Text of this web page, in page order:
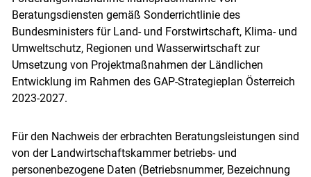
Beratungsdiensten gemäß Sonderrichtlinie des
Bundesministers für Land- und Forstwirtschaft, Klima- und
Umweltschutz, Regionen und Wasserwirtschaft zur
Umsetzung von Projektmaßnahmen der Ländlichen
Entwicklung im Rahmen des GAP-Strategieplan Österreich
2023-2027.
Für den Nachweis der erbrachten Beratungsleistungen sind
von der Landwirtschaftskammer betriebs- und
personenbezogene Daten (Betriebsnummer, Bezeichnung